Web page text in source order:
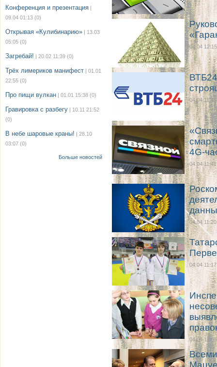
Конференция и презентация |
09.04 01:13 (0)
Открывая «Кулибинарию» | 13.03
05:05 (0)
Загребай! | 20.02 11:39 (0)
Трёх лимериков манифест | 01.01
22:55 (0)
Про пищи вулкан | 01.01 15:38 (0)
Гравировка с разбегу | 10.11 21:52
(0)
В небе шаровые краны! | 28.10
03:07 (0)
Больше новостей
04.04 12:15
04.04 11:41
4G-
04.04 11:41
04.04 11:20
04.04 11:17
04.04 11:08